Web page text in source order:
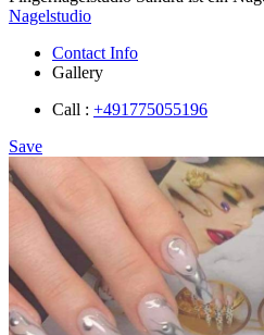
Nagelstudio
Contact Info
Gallery
Call : +491775055196
Save